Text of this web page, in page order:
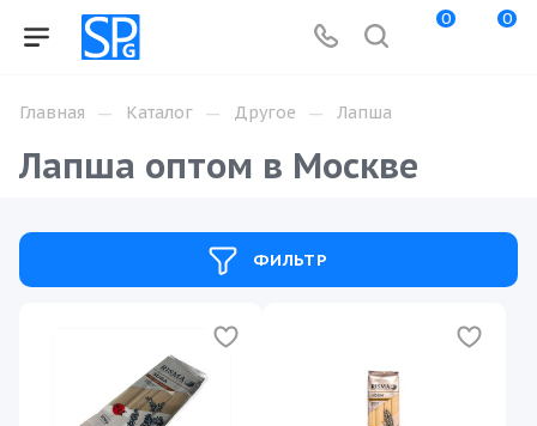
0 0
Главная — Каталог — Другое — Лапша
Лапша оптом в Москве
ФИЛЬТР